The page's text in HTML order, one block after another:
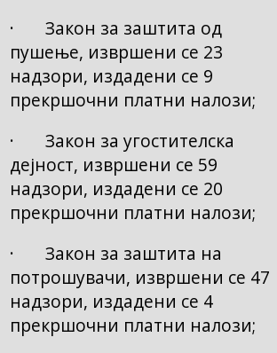
· Закон за заштита од
пушење, извршени се 23
надзори, издадени се 9
прекршочни платни налози;
· Закон за угостителска
дејност, извршени се 59
надзори, издадени се 20
прекршочни платни налози;
· Закон за заштита на
потрошувачи, извршени се 47
надзори, издадени се 4
прекршочни платни налози;